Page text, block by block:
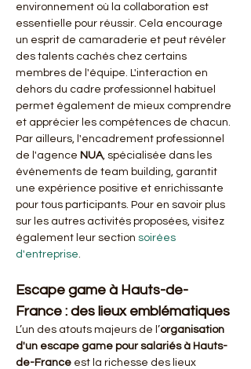
environnement où la collaboration est
essentielle pour réussir. Cela encourage
un esprit de camaraderie et peut révéler
des talents cachés chez certains
membres de l'équipe. L'interaction en
dehors du cadre professionnel habituel
permet également de mieux comprendre
et apprécier les compétences de chacun.
Par ailleurs, l'encadrement professionnel
de l'agence NUA, spécialisée dans les
événements de team building, garantit
une expérience positive et enrichissante
pour tous participants. Pour en savoir plus
sur les autres activités proposées, visitez
également leur section soirées
d'entreprise.
Escape game à Hauts-de-
France : des lieux emblématiques
L’un des atouts majeurs de l’organisation
d'un escape game pour salariés à Hauts-
de-France est la richesse des lieux